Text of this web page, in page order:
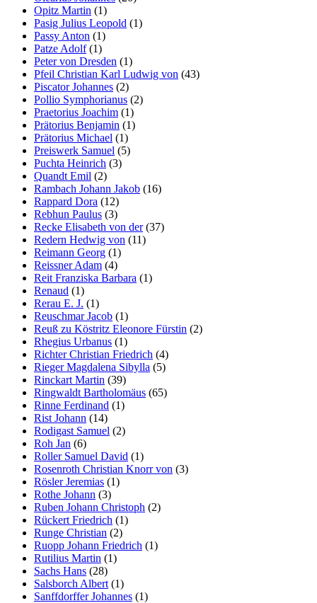
Opitz Martin (1)
Pasig Julius Leopold (1)
Passy Anton (1)
Patze Adolf(1)
Peter von Dresden (1)
Pfeil Christian Karl Ludwig von (43)
Piscator Johannes (2)
Pollio Symphorianus (2)
Praetorius Joachim (1)
Prätorius Benjamin (1)
Prätorius Michael (1)
Preiswerk Samuel (5)
Puchta Heinrich (3)
Quandt Emil (2)
Rambach Johann Jakob (16)
Rappard Dora (12)
Rebhun Paulus (3)
Recke Elisabeth von der(37)
Redern Hedwig von (11)
Reimann Georg (1)
Reissner Adam (4)
Reit Franziska Barbara (1)
Renaud (1)
Rerau E. J. (1)
Reuschmar Jacob (1)
Reuß zu Köstritz Eleonore Fürstin (2)
Rhegius Urbanus (1)
Richter Christian Friedrich (4)
Rieger Magdalena Sibylla (5)
Rinckart Martin (39)
Ringwaldt Bartholomäus (65)
Rinne Ferdinand (1)
Rist Johann (14)
Rodigast Samuel (2)
Roh Jan (6)
Roller Samuel David (1)
Rosenroth Christian Knorr von (3)
Rösler Jeremias (1)
Rothe Johann (3)
Ruben Johann Christoph (2)
Rückert Friedrich (1)
Runge Christian (2)
Ruopp Johann Friedrich (1)
Rutilius Martin (1)
Sachs Hans (28)
Salsborch Albert (1)
Sanffdorffer Johannes (1)